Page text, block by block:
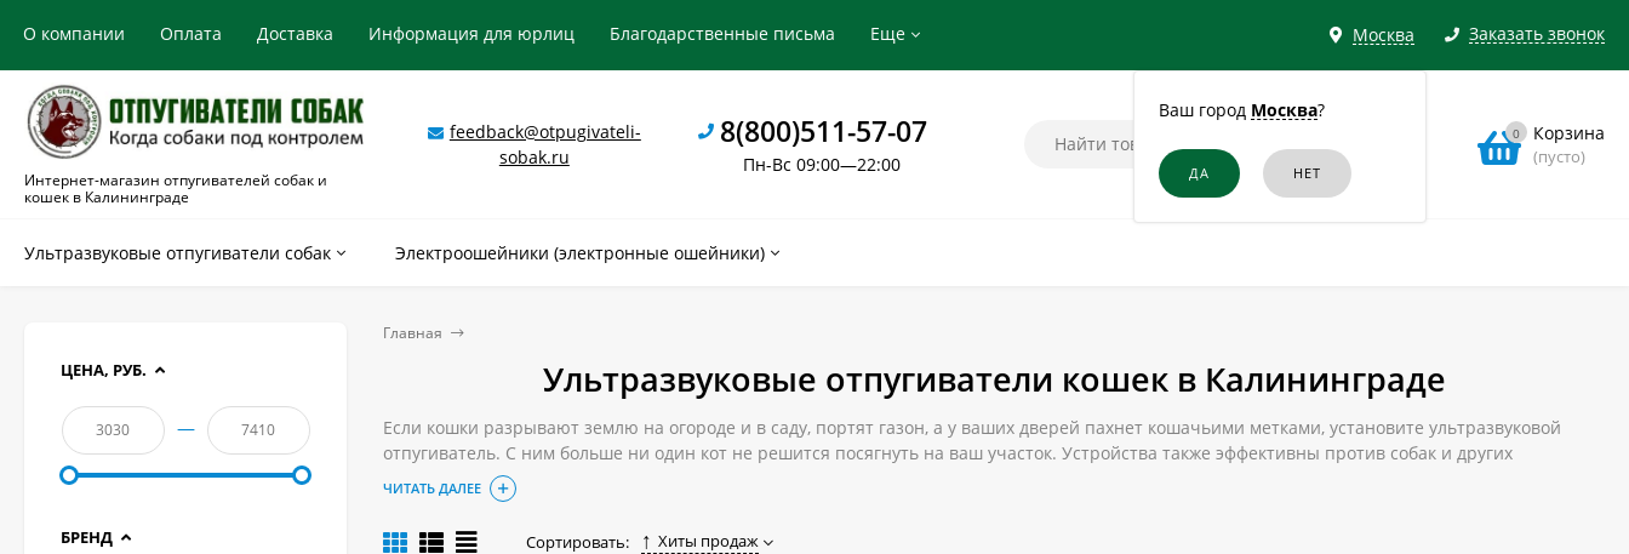
Москва
Ваш город Москва?
Заказать звонок
О компании Оплата Доставка Информация для юрлиц Благодарственные письма Еще
Интернет-магазин отпугивателей собак и
кошек в Калининграде
feedback@otpugivateli-
sobak.ru
8(800)511-57-07
Пн-Вс 09:00—22:00
0 Корзина
(пусто)
Ультразвуковые отпугиватели собак Электроошейники (электронные ошейники)
Главная
Ультразвуковые отпугиватели кошек в Калининграде
Если кошки разрывают землю на огороде и в саду, портят газон, а у ваших дверей пахнет кошачьими метками, установите ультразвуковой
отпугиватель. С ним больше ни один кот не решится посягнуть на ваш участок. Устройства также эффективны против собак и других
животных.
Чтобы купить ультразвуковой отпугиватель кошек в Калининграде, достаточно сделать заказ на нашем сайте.
ЧИТАТЬ ДАЛЕЕ
Сортировать: Хиты продаж
ЦЕНА, РУБ.
—
БРЕНД